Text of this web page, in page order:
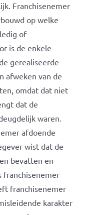
Franchisenemer
op welke
of
is de enkele
gerealiseerde
afweken van de
omdat dat niet
dat de
waren.
afdoende
wist dat de
bevatten en
franchisenemer
franchisenemer
karakter